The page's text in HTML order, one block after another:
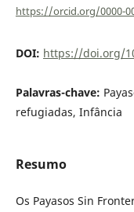
https://orcid.org/0000-
DOI: https://doi.org/
Palavras-chave:
refugiadas, Infância
Resumo
Os Payasos Sin